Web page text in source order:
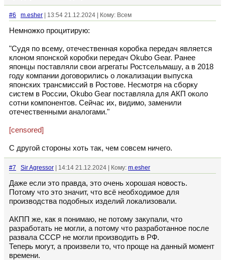
#6 m.esher | 13:54 21.12.2024 | Кому: Всем
Немножко процитирую:
"Судя по всему, отечественная коробка передач является
клоном японской коробки передач Okubo Gear. Ранее
японцы поставляли свои агрегаты Ростсельмашу, а в 2018
году компании договорились о локализации выпуска
японских трансмиссий в Ростове. Несмотря на сборку
систем в России, Okubo Gear поставляла для АКП около
сотни компонентов. Сейчас их, видимо, заменили
отечественными аналогами."
[censored]
С другой стороны хоть так, чем совсем ничего.
#7 Sir Agressor | 14:14 21.12.2024 | Кому: m.esher
Даже если это правда, это очень хорошая новость.
Потому что это значит, что всё необходимое для
производства подобных изделий локализовали.
АКПП же, как я понимаю, не потому закупали, что
разработать не могли, а потому что разработанное после
развала СССР не могли производить в РФ.
Теперь могут, а произвели то, что проще на данный момент
времени.